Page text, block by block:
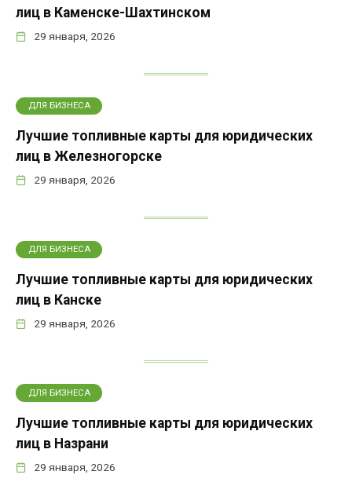
лиц в Каменске-Шахтинском
29 января, 2026
ДЛЯ БИЗНЕСА
Лучшие топливные карты для юридических
лиц в Железногорске
29 января, 2026
ДЛЯ БИЗНЕСА
Лучшие топливные карты для юридических
лиц в Канске
29 января, 2026
ДЛЯ БИЗНЕСА
Лучшие топливные карты для юридических
лиц в Назрани
29 января, 2026